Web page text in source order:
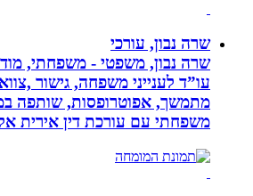
שרה נבון, עורכי
שרה נבון, משפטי - משפחתי,
עו”ד לענייני משפחה, גישור ,צוואות
מתמשך, אפוטרופסות, שותפה
משפחתי עם עורכת דין אירית